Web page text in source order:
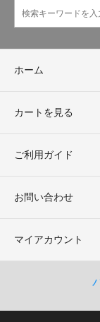
ホーム
カートを見る
ご利用ガイド
お問い合わせ
マイアカウント